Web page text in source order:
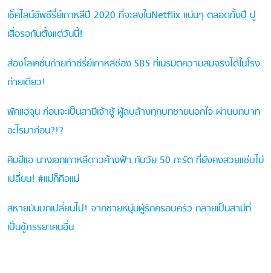
เช็คไลน์อัพซีรี่ย์เกาหลีปี 2020 ที่จะลงในNetflix แน่นๆ ตลอดทั้งปี ปู
เสื่อรอกันตั้งแต่วันนี้!
ส่องโลเคชั่นถ่ายทำซีรี่ย์เกาหลีช่อง SBS ที่เนรมิตความสมจริงได้ในโรง
ถ่ายเดียว!
พัคแฮจุน ก่อนจะเป็นสามีเจ้าชู้ ผู้ลบล้างทุกบทชายนอกใจ ผ่านบทบาท
อะไรมาก่อน?!?
คิมฮีแอ นางเอกเกาหลีดาวค้างฟ้า กับวัย 50 กะรัต ที่ยังคงสวยแซ่บไม่
เปลี่ยน! #แม่ก็คือแม่
สหายมันบกเปลี่ยนไป! จากชายหนุ่มผู้รักครอบครัว กลายเป็นสามีที่
เป็นชู้ภรรยาคนอื่น